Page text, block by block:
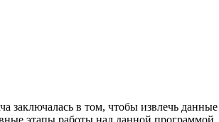
в том, чтобы извлечь данные
этапы работы над данной программой.